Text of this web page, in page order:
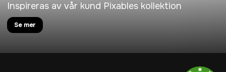
Inspireras av vår kund Pixables kollektion
Se mer